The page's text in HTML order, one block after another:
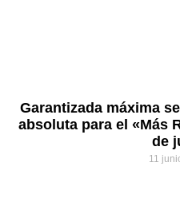
Garantizada máxima
absoluta para el «Más
de
11